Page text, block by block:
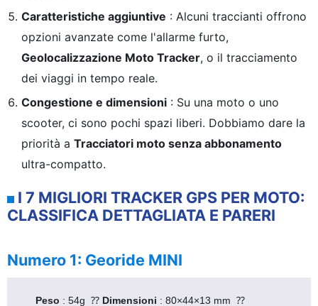
Caratteristiche aggiuntive : Alcuni traccianti offrono
opzioni avanzate come l'allarme furto,
Geolocalizzazione Moto Tracker, o il tracciamento
dei viaggi in tempo reale.
Congestione e dimensioni : Su una moto o uno
scooter, ci sono pochi spazi liberi. Dobbiamo dare la
priorità a Tracciatori moto senza abbonamento
ultra-compatto.
I 7 MIGLIORI TRACKER GPS PER MOTO:
CLASSIFICA DETTAGLIATA E PARERI
Numero 1: Georide MINI
Peso : 54g  ⁇ Dimensioni